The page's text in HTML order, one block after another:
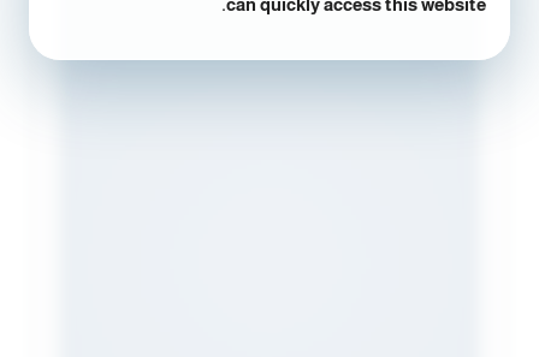
can quickly access this website.